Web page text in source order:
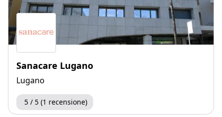
Sanacare Lugano
Lugano
5 / 5 (1 recensione)